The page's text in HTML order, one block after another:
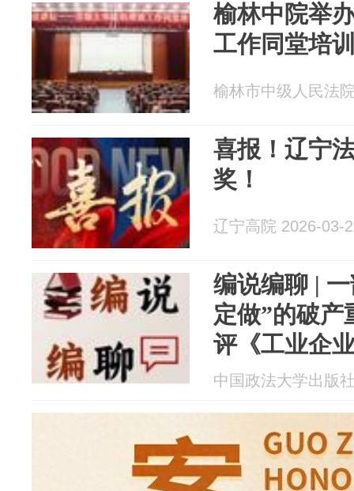
榆林中院举
工作同堂培
榆林市中级人民法
喜报！辽宁
奖！
辽宁高院 2026-03-
编说编聊 |
定做”的破
评《工业企
式与实践》
中国政法大学出版